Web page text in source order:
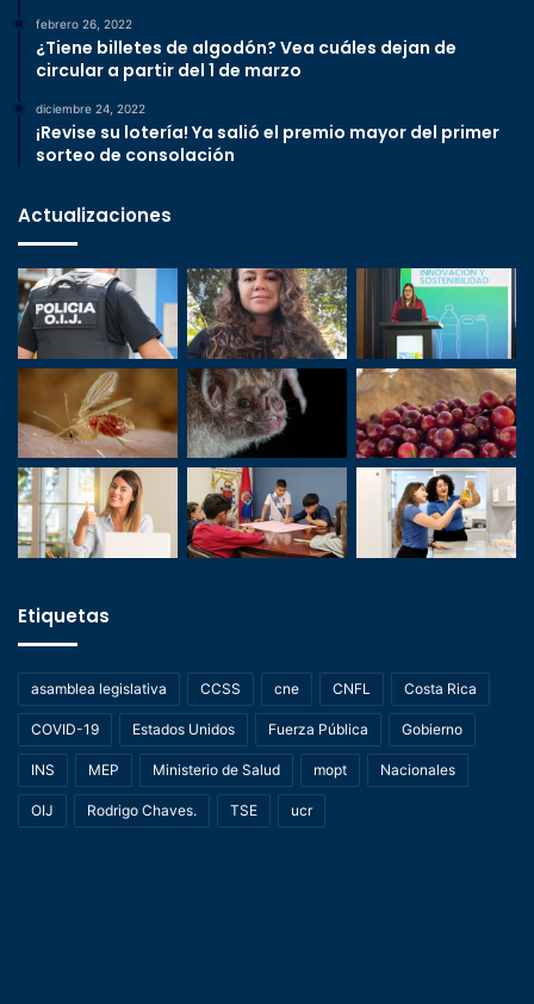
febrero 26, 2022
¿Tiene billetes de algodón? Vea cuáles dejan de
circular a partir del 1 de marzo
diciembre 24, 2022
¡Revise su lotería! Ya salió el premio mayor del primer
sorteo de consolación
Actualizaciones
Etiquetas
asamblea legislativa CCSS cne CNFL Costa Rica
COVID-19 Estados Unidos Fuerza Pública Gobierno
INS MEP Ministerio de Salud mopt Nacionales
OIJ Rodrigo Chaves. TSE ucr